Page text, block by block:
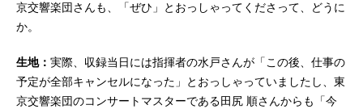
京交響楽団さんも、「ぜひ」とおっしゃってくださって、どうに
か。
生地： 実際、収録当日には指揮者の水戸さんが「この後、仕事の
予定が全部キャンセルになった」とおっしゃっていましたし、東
京交響楽団のコンサートマスターである田尻 順さんからも「今